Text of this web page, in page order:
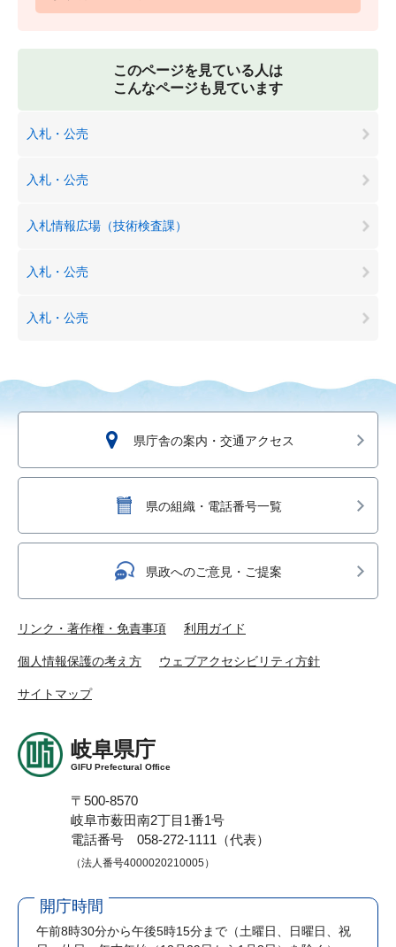
このページを見ている人は
こんなページも見ています
入札・公売
入札・公売
入札情報広場（技術検査課）
入札・公売
入札・公売
県庁舎の案内・交通アクセス
県の組織・電話番号一覧
県政へのご意見・ご提案
リンク・著作権・免責事項 利用ガイド
個人情報保護の考え方 ウェブアクセシビリティ方針
サイトマップ
岐阜県庁
GIFU Prefectural Office
〒500-8570
岐阜市薮田南2丁目1番1号
電話番号 058-272-1111（代表）
（法人番号4000020210005）
開庁時間
午前8時30分から午後5時15分まで （土曜日、日曜日、祝